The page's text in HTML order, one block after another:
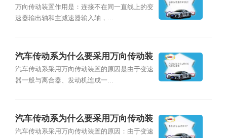
万向传动装置作用是：连接不在同一直线上的变
速器输出轴和主减速器输入轴，...
汽车传动系为什么要采用万向传动装
置
汽车传动系采用万向传动装置的原因是由于变速
器一般与离合器、发动机连成一...
汽车传动系为什么要采用万向传动装
置？
汽车传动系采用万向传动装置的原因：由于变速